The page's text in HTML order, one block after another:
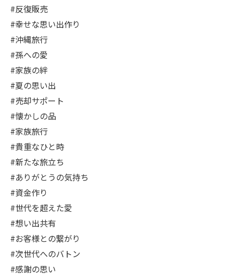
#反復販売
#幸せな思い出作り
#沖縄旅行
#孫への愛
#家族の絆
#夏の思い出
#売却サポート
#懐かしの品
#家族旅行
#貴重なひと時
#新たな旅立ち
#ありがとうの気持ち
#資金作り
#世代を超えた愛
#想い出共有
#お客様との繋がり
#次世代へのバトン
#感謝の思い